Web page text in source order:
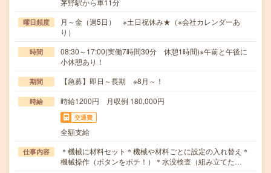
茅野駅から車11分
曜日頻度
月～金（週5日） ※土日祝休み★（※会社カレンダーあ
り）
時間
08:30～17:00(実働7時間30分 休憩1時間)※午前と午後に
小休憩あり！
期間 【急募】即日～長期 ※8月～！
時給 時給1200円 月収例 180,000円
交通費
全額支給
仕事内容
＊機械に材料セット＊機械や材料ごとに設定の入れ替え＊
機械操作（ボタンをポチ！）＊水没検査（組み立てた…